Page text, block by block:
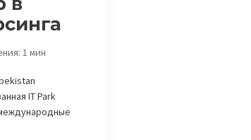
1мин
IT Park